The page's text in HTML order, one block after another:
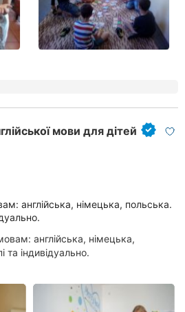
мови для дітей
англійська, німецька, польська.
англійська, німецька,
та індивідуально.